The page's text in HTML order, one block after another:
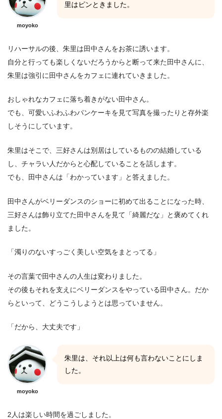
moyoko
里はピンときました。
リハーサルの後、朱里は田中さんをお茶に誘います。
自分と行っても楽しくないだろうからと断って来た田中さんに、
朱里は強引に田中さんをカフェに連れていきました。
おしゃれなカフェに落ち着きがない田中さん。
でも、可愛いふわふわパンケーキを見て写真を撮ったりと存外楽
しそうにしています。
朱里はそこで、三好さんは別居はしているものの結婚している
し、チャラい人だからと心配していることを話します。
でも、田中さんは「わかっています」と答えました。
田中さんがベリーダンスのショーに初めて出ることになった時、
三好さんは飾り立てた田中さんを見て「綺麗だな」と褒めてくれ
ました。
「濁りのないすっごく美しい空気をまとってる」
その言葉で田中さんの人生は変わりました。
その後もそれを支えにベリーダンスをやっている田中さん。だか
らといって、どうこうしようとは思っていません。
「だから、大丈夫です」
moyoko
朱里は、それ以上は何も言わないことにしま
した。
2人は楽しい時間を過ごしました。